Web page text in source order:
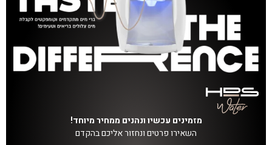
מזמינים עכשיו ונהנים ממחיר מיוחד!
השאירו פרטים ונחזור אליכם בהקדם